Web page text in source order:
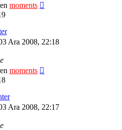
moments
Ara 2008, 22:18
moments
Ara 2008, 22:17